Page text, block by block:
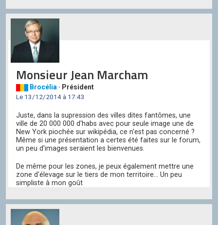
Monsieur Jean Marcham
Brocélia · Président
Le 13/12/2014 à 17:43
Juste, dans la supression des villes dites fantômes, une
ville de 20 000 000 d'habs avec pour seule image une de
New York piochée sur wikipédia, ce n'est pas concerné ?
Même si une présentation a certes été faites sur le forum,
un peu d'images seraient les bienvenues.
De même pour les zones, je peux également mettre une
zone d'élevage sur le tiers de mon territoire... Un peu
simpliste à mon goût